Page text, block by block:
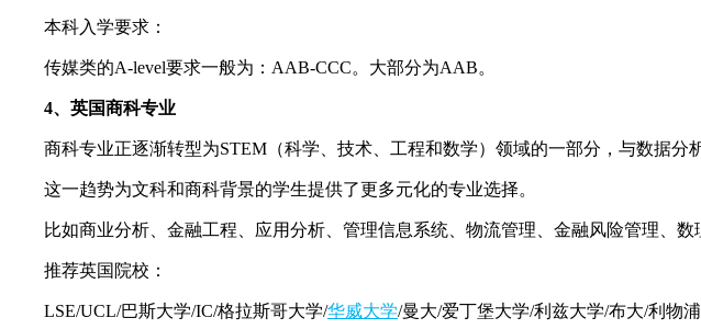
本科入学要求：
传媒类的A-level要求一般为：AAB-CCC。大部分为AAB。
4、英国商科专业
商科专业正逐渐转型为STEM（科学、技术、工程和数学）领域的一部分，与数据分
这一趋势为文科和商科背景的学生提供了更多元化的专业选择。
比如商业分析、金融工程、应用分析、管理信息系统、物流管理、金融风险管理、数
推荐英国院校：
LSE/UCL/巴斯大学/IC/格拉斯哥大学/华威大学/曼大/爱丁堡大学/利兹大学/布大/利物